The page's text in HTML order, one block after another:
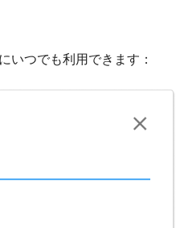
いつでも利用できます：